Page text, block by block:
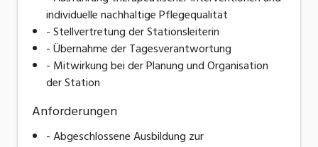
individuelle nachhaltige Pflegequalität
- Stellvertretung der Stationsleiterin
- Übernahme der Tagesverantwortung
- Mitwirkung bei der Planung und Organisation
der Station
Anforderungen
- Abgeschlossene Ausbildung zur